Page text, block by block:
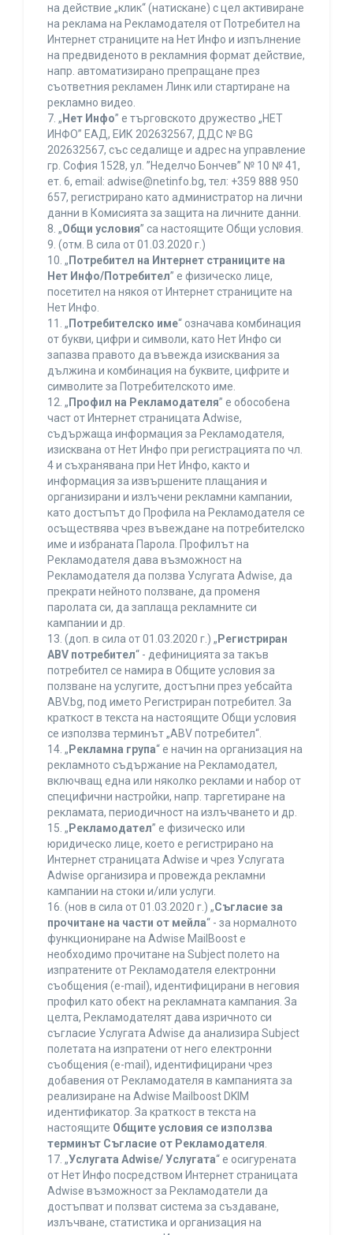
на действие „клик“ (натискане) с цел активиране
на реклама на Рекламодателя от Потребител на
Интернет страниците на Нет Инфо и изпълнение
на предвиденото в рекламния формат действие,
напр. автоматизирано препращане през
съответния рекламен Линк или стартиране на
рекламно видео.
7. „ Нет Инфо” е търговското дружество „НЕТ
ИНФО” ЕАД, ЕИК 202632567, ДДС № BG
202632567, със седалище и адрес на управление
гр. София 1528, ул. ”Неделчо Бончев” № 10 № 41,
ет. 6, еmail: adwise@netinfo.bg, тел: +359 888 950
657, регистрирано като администратор на лични
данни в Комисията за защита на личните данни.
8. „Общи условия” са настоящите Общи условия.
9. (отм. В сила от 01.03.2020 г.)
10. „ Потребител на Интернет страниците на
Нет Инфо/Потребител” е физическо лице,
посетител на някоя от Интернет страниците на
Нет Инфо.
11. „ Потребителско име“ означава комбинация
от букви, цифри и символи, като Нет Инфо си
запазва правото да въвежда изисквания за
дължина и комбинация на буквите, цифрите и
символите за Потребителското име.
12. „ Профил на Рекламодателя” е обособена
част от Интернет страницата Adwise,
съдържаща информация за Рекламодателя,
изисквана от Нет Инфо при регистрацията по чл.
4 и съхранявана при Нет Инфо, както и
информация за извършените плащания и
организирани и излъчени рекламни кампании,
като достъпът до Профила на Рекламодателя се
осъществява чрез въвеждане на потребителско
име и избраната Парола. Профилът на
Рекламодателя дава възможност на
Рекламодателя да ползва Услугата Adwise, да
прекрати нейното ползване, да променя
паролата си, да заплаща рекламните си
кампании и др.
13. (доп. в сила от 01.03.2020 г.) „ Регистриран
ABV потребител“ - дефиницията за такъв
потребител се намира в Общите условия за
ползване на услугите, достъпни през уебсайта
ABV.bg, под името Регистриран потребител. За
краткост в текста на настоящите Общи условия
се използва терминът „ABV потребител“.
14. „ Рекламна група“ е начин на организация на
рекламното съдържание на Рекламодател,
включващ една или няколко реклами и набор от
специфични настройки, напр. таргетиране на
рекламата, периодичност на излъчването и др.
15. „ Рекламодател” е физическо или
юридическо лице, което е регистрирано на
Интернет страницата Adwise и чрез Услугата
Adwise организира и провежда рекламни
кампании на стоки и/или услуги.
16. (нов в сила от 01.03.2020 г.) „Съгласие за
прочитане на части от мейла“ - за нормалното
функциониране на Adwise MailBoost е
необходимо прочитане на Subject полето на
изпратените от Рекламодателя електронни
съобщения (e-mail), идентифицирани в неговия
профил като обект на рекламната кампания. За
целта, Рекламодателят дава изричното си
съгласие Услугата Adwise да анализира Subject
полетата на изпратени от него електронни
съобщения (e-mail), идентифицирани чрез
добавения от Рекламодателя в кампанията за
реализиране на Adwise Mailboost DKIM
идентификатор. За краткост в текста на
настоящите Общите условия се използва
терминът Съгласие от Рекламодателя.
17. „Услугата Adwise/ Услугата“ е осигурената
от Нет Инфо посредством Интернет страницата
Adwise възможност за Рекламодатели да
достъпват и ползват система за създаване,
излъчване, статистика и организация на